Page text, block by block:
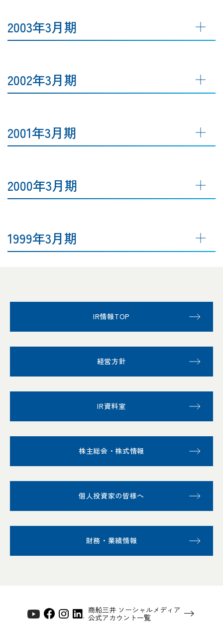
2003年3月期
2002年3月期
2001年3月期
2000年3月期
1999年3月期
IR情報TOP
経営方針
IR資料室
株主総会・株式情報
個人投資家の皆様へ
財務・業績情報
商船三井 ソーシャルメディア
公式アカウント一覧